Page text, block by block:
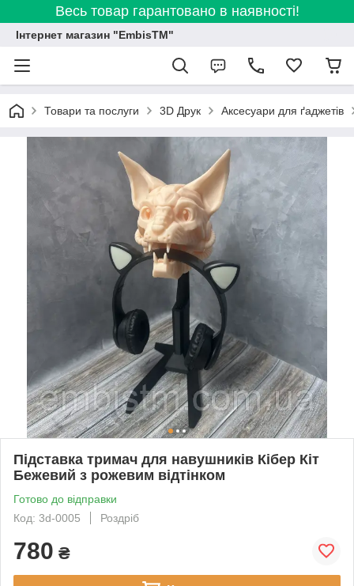
Весь товар гарантовано в наявності!
Інтернет магазин "EmbisTM"
Товари та послуги 3D Друк Аксесуари для ґаджетів
Підставка тримач для навушників Кібер Кіт
Бежевий з рожевим відтінком
Готово до відправки
Код: 3d-0005
Роздріб
780 ₴